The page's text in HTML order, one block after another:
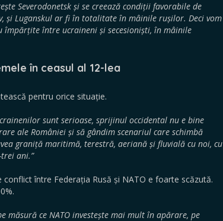
Severodonetsk și se creează condiții favorabile de
și Luganskul ar fi în totalitate în mâinile rușilor. Deci vom
împărțite între ucraineni și secesioniști, în mâinile
în ceasul al 12-lea
pentru orice situație.
sunt serioase, sprijinul occidental nu e bine
ale României și să gândim scenariul care schimbă
graniță maritimă, terestră, aeriană și fluvială cu noi, cu
ani.”
între Federația Rusă și NATO e foarte scăzută.
măsură ce NATO investește mai mult în apărare, pe